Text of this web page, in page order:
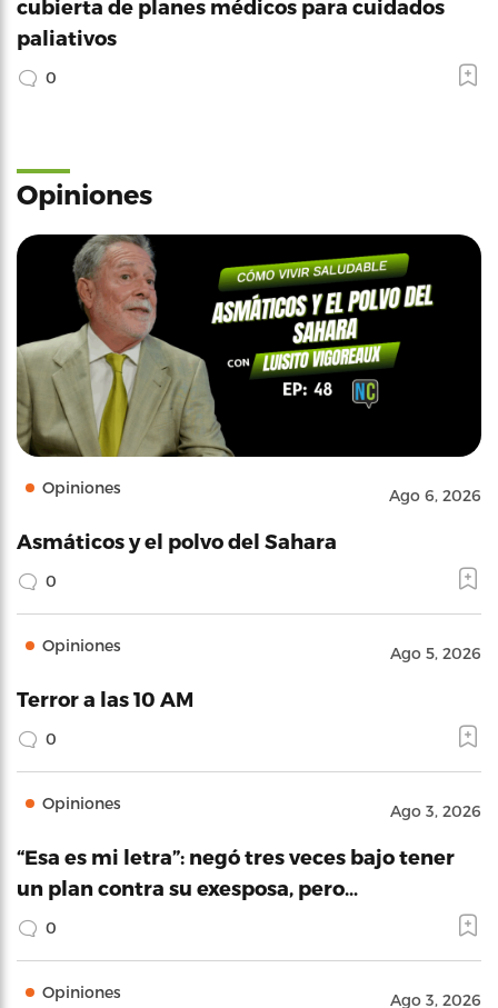
cubierta de planes médicos para cuidados
paliativos
0
Opiniones
Opiniones Ago 6, 2026
Asmáticos y el polvo del Sahara
0
Opiniones Ago 5, 2026
Terror a las 10 AM
0
Opiniones Ago 3, 2026
“Esa es mi letra”: negó tres veces bajo tener
un plan contra su exesposa, pero…
0
Opiniones Ago 3, 2026